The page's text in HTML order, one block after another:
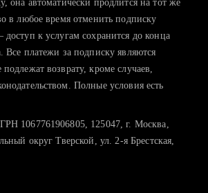
она автоматически продлится на тот же
в любое время отменить подписку
к услугам сохранится до конца
Все платежи за подписку являются
возврату, кроме случаев,
Полные условия есть
1067761906805, 125047, г. Москва,
округ Тверской, ул. 2-я Брестская,